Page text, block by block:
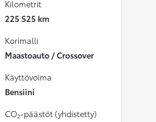
Kilometrit
225 525 km
Korimalli
Maastoauto / Crossover
Käyttövoima
Bensiini
CO₂-päästöt (yhdistetty)